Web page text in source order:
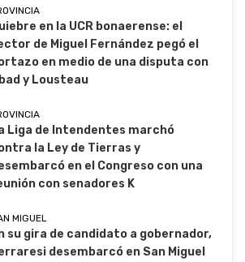
en la UCR bonaerense: el
de Miguel Fernández pegó el
en medio de una disputa con
y Lousteau
Liga de Intendentes marchó
la Ley de Tierras y
en el Congreso con una
con senadores K
MIGUEL
su gira de candidato a gobernador,
desembarcó en San Miguel